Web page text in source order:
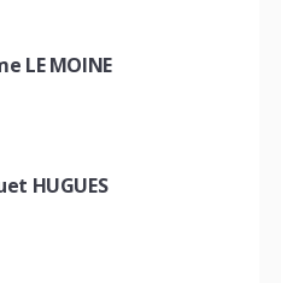
LE MOINE
HUGUES